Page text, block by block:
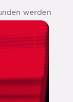
werden